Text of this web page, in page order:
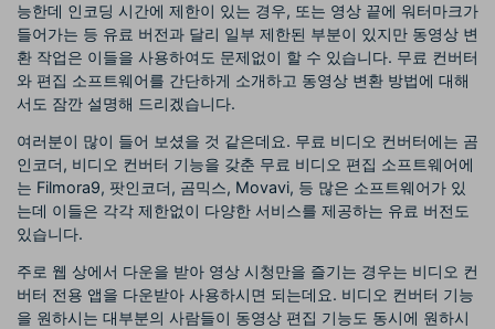
능한데 인코딩 시간에 제한이 있는 경우, 또는 영상 끝에 워터마크가
들어가는 등 유료 버전과 달리 일부 제한된 부분이 있지만 동영상 변
환 작업은 이들을 사용하여도 문제없이 할 수 있습니다. 무료 컨버터
와 편집 소프트웨어를 간단하게 소개하고 동영상 변환 방법에 대해
서도 잠깐 설명해 드리겠습니다.
여러분이 많이 들어 보셨을 것 같은데요. 무료 비디오 컨버터에는 곰
인코더, 비디오 컨버터 기능을 갖춘 무료 비디오 편집 소프트웨어에
는 Filmora9, 팟인코더, 곰믹스, Movavi, 등 많은 소프트웨어가 있
는데 이들은 각각 제한없이 다양한 서비스를 제공하는 유료 버전도
있습니다.
주로 웹 상에서 다운을 받아 영상 시청만을 즐기는 경우는 비디오 컨
버터 전용 앱을 다운받아 사용하시면 되는데요. 비디오 컨버터 기능
을 원하시는 대부분의 사람들이 동영상 편집 기능도 동시에 원하시